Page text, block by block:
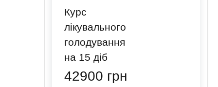
Курс
лікувального
голодування
на 15 діб
42900 грн